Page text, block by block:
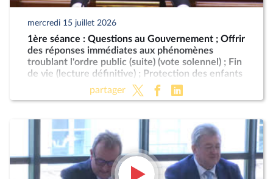
mercredi 15 juillet 2026
1ère séance : Questions au Gouvernement ; Offrir
des réponses immédiates aux phénomènes
troublant l'ordre public (suite) (vote solennel) ; Fin
de vie (lecture définitive) ; Protection des enfants
partager